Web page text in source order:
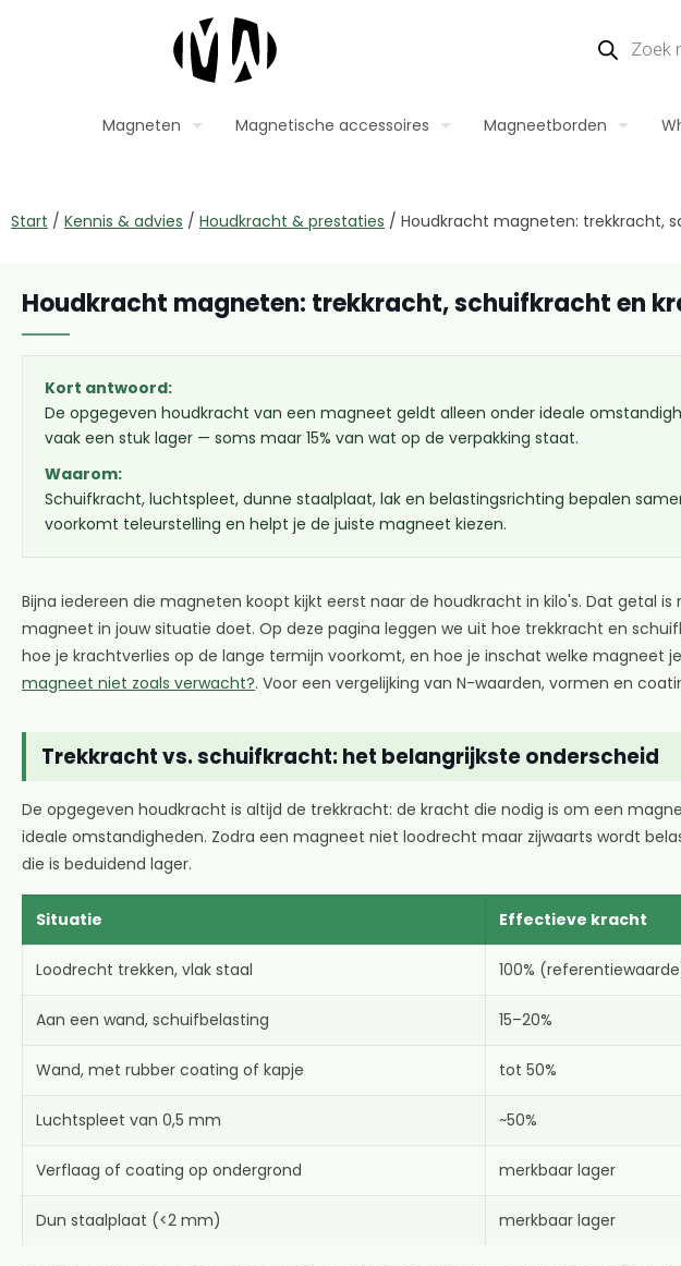
Magneten Magnetische accessoires Magneetborden
Start / Kennis & advies / Houdkracht & prestaties / Houdkracht magneten: trekkracht,
Houdkracht magneten: trekkracht, schuifkracht en
Kort antwoord:
De opgegeven houdkracht van een magneet geldt alleen onder ideale
vaak een stuk lager — soms maar 15% van wat op de verpakking staat.
Waarom:
Schuifkracht, luchtspleet, dunne staalplaat, lak en belastingsrichting bepalen
voorkomt teleurstelling en helpt je de juiste magneet kiezen.
Bijna iedereen die magneten koopt kijkt eerst naar de houdkracht in kilo's. Dat
magneet in jouw situatie doet. Op deze pagina leggen we uit hoe trekkracht en
hoe je krachtverlies op de lange termijn voorkomt, en hoe je inschat welke magneet
magneet niet zoals verwacht?. Voor een vergelijking van N-waarden, vormen en
Trekkracht vs. schuifkracht: het belangrijkste onderscheid
De opgegeven houdkracht is altijd de trekkracht: de kracht die nodig is om een
ideale omstandigheden. Zodra een magneet niet loodrecht maar zijwaarts wordt
die is beduidend lager.
Situatie Effectieve kracht
Loodrecht trekken, vlak staal 100%
Aan een wand, schuifbelasting 15–20%
Wand, met rubber coating of kapje tot 50%
Luchtspleet van 0,5 mm ~50%
Verflaag of coating op ondergrond merkbaar lager
Dun staalplaat (<2 mm) merkbaar lager